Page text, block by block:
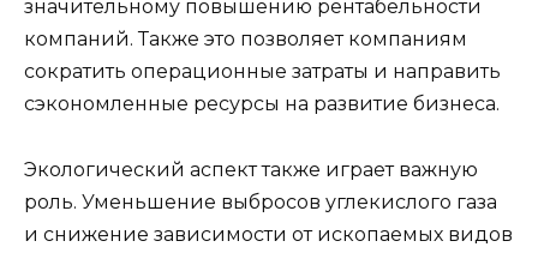
значительному повышению рентабельности
компаний. Также это позволяет компаниям
сократить операционные затраты и направить
сэкономленные ресурсы на развитие бизнеса.
Экологический аспект также играет важную
роль. Уменьшение выбросов углекислого газа
и снижение зависимости от ископаемых видов